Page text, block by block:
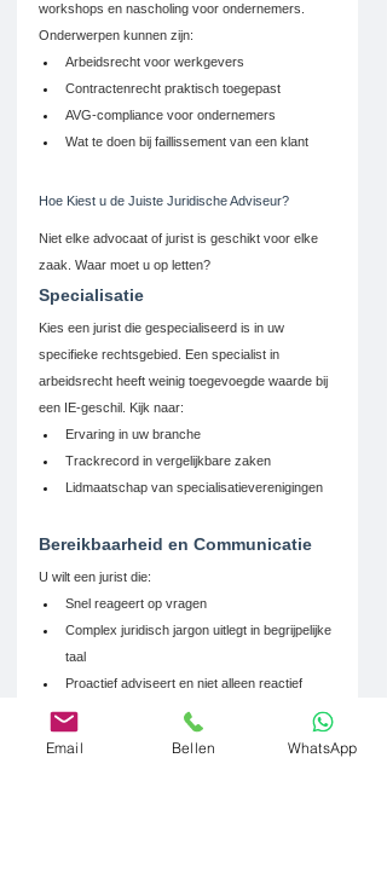
workshops en nascholing voor ondernemers.
Onderwerpen kunnen zijn:
Arbeidsrecht voor werkgevers
Contractenrecht praktisch toegepast
AVG-compliance voor ondernemers
Wat te doen bij faillissement van een klant
Hoe Kiest u de Juiste Juridische Adviseur?
Niet elke advocaat of jurist is geschikt voor elke
zaak. Waar moet u op letten?
Specialisatie
Kies een jurist die gespecialiseerd is in uw
specifieke rechtsgebied. Een specialist in
arbeidsrecht heeft weinig toegevoegde waarde bij
een IE-geschil. Kijk naar:
Ervaring in uw branche
Trackrecord in vergelijkbare zaken
Lidmaatschap van specialisatieverenigingen
Bereikbaarheid en Communicatie
U wilt een jurist die:
Snel reageert op vragen
Complex juridisch jargon uitlegt in begrijpelijke
taal
Proactief adviseert en niet alleen reactief
werkt
Transparant is over kosten en prognoses
Email Bellen WhatsApp